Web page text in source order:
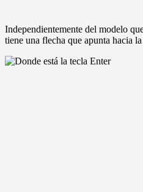
Independientemente del modelo
tiene una flecha que apunta hacia